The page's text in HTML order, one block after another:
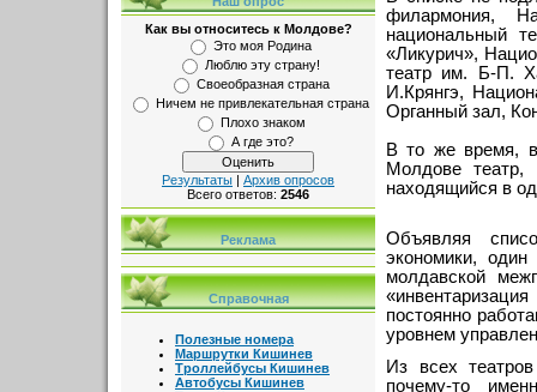
Как вы относитесь к Молдове?
Это моя Родина
Люблю эту страну!
Своеобразная страна
Ничем не привлекательная страна
Плохо знаком
А где это?
Результаты | Архив опросов
Всего ответов: 2546
Реклама
Справочная
Полезные номера
Маршрутки Кишинев
Троллейбусы Кишинев
Автобусы Кишинев
филармония,
национальный
«Ликурич»,
театр им. Б-П.
И.Крянгэ,
Органный зал,
В то же время,
Молдове театр,
находящийся в
Объявляя
экономики, один
молдавской
постоянно
уровнем
Из всех
почему-то